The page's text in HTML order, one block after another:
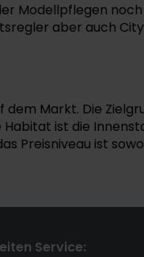
Modellpflegen
aber auch
Markt. Die
ist die
Preisniveau ist
Service: